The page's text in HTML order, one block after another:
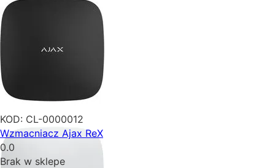
KOD: CL-0000012
Wzmacniacz Ajax ReX
0.0
Brak w sklepe